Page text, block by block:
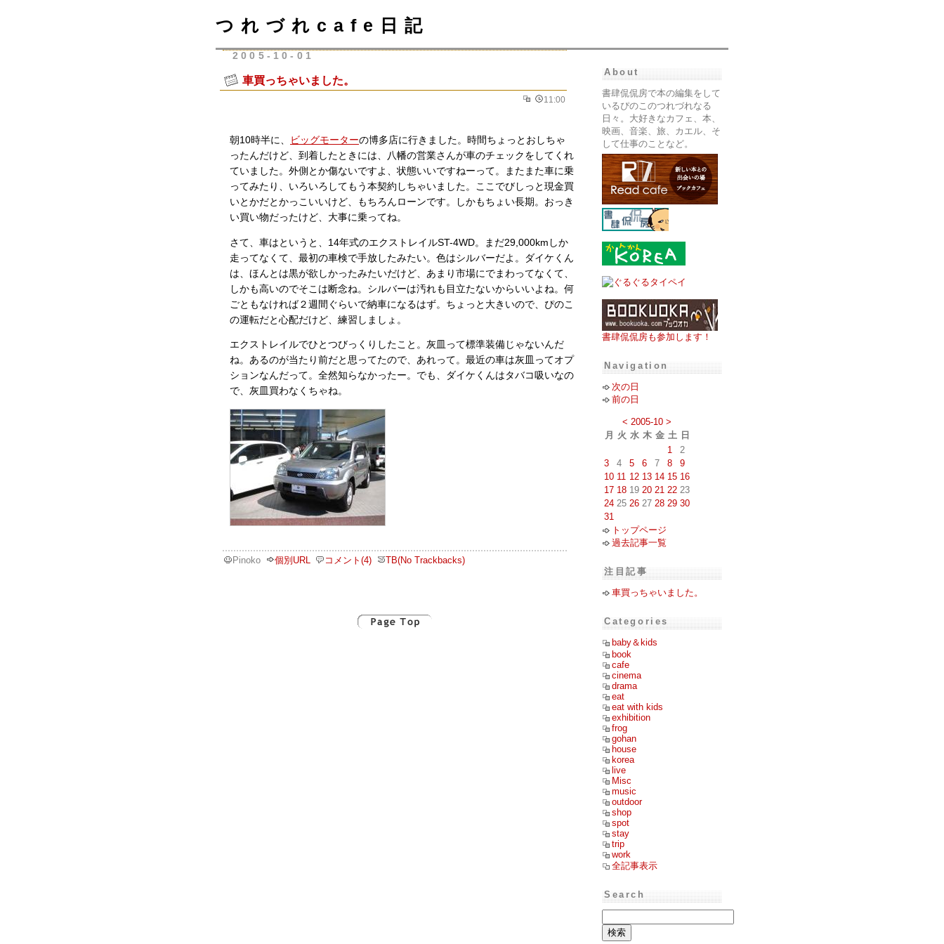
つれづれcafe日記
2005-10-01
車買っちゃいました。
11:00
朝10時半に、 ビッグモーターの博多店に行きました。時間ちょっとおしちゃ
ったんだけど、到着したときには、八幡の営業さんが車のチェックをしてくれ
ていました。外側とか傷ないですよ、状態いいですねーって。またまた車に乗
ってみたり、いろいろしてもう本契約しちゃいました。ここでびしっと現金買
いとかだとかっこいいけど、もちろんローンです。しかもちょい長期。おっき
い買い物だったけど、大事に乗ってね。
さて、車はというと、14年式のエクストレイルST-4WD。まだ29,000kmしか
走ってなくて、最初の車検で手放したみたい。色はシルバーだよ。ダイケくん
は、ほんとは黒が欲しかったみたいだけど、あまり市場にでまわってなくて、
しかも高いのでそこは断念ね。シルバーは汚れも目立たないからいいよね。何
ごともなければ２週間ぐらいで納車になるはず。ちょっと大きいので、ぴのこ
の運転だと心配だけど、練習しましょ。
エクストレイルでひとつびっくりしたこと。灰皿って標準装備じゃないんだ
ね。あるのが当たり前だと思ってたので、あれって。最近の車は灰皿ってオプ
ションなんだって。全然知らなかったー。でも、ダイケくんはタバコ吸いなの
で、灰皿買わなくちゃね。
Pinoko 個別URL コメント(4) TB(No Trackbacks)
About
書肆侃侃房で本の編集をして
いるぴのこのつれづれなる
日々。大好きなカフェ、本、
映画、音楽、旅、カエル、そ
して仕事のことなど。
書肆侃侃房も参加します！
Navigation
次の日
前の日
< 2005-10 >
月
火 水 木 金 土 日
1
2
3
4 5 6 7 8
9
10 11 12 13 14 15 16
17 18 19 20 21 22 23
24 25 26 27 28 29 30
31
トップページ
過去記事一覧
注目記事
車買っちゃいました。
Categories
baby＆kids
book
cafe
cinema
drama
eat
eat with kids
exhibition
frog
gohan
house
korea
live
Misc
music
outdoor
shop
spot
stay
trip
work
全記事表示
Search